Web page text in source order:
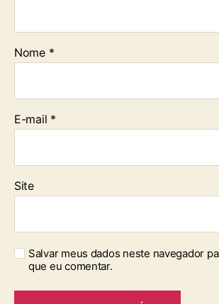
Nome *
E-mail *
Site
Salvar meus dados neste navegador
que eu comentar.